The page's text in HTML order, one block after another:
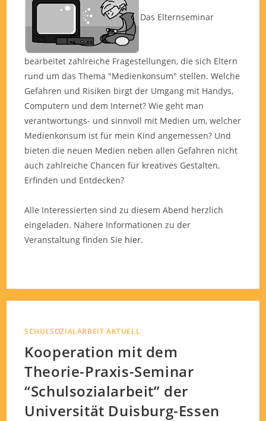
Das Elternseminar
bearbeitet zahlreiche Fragestellungen, die sich Eltern
rund um das Thema "Medienkonsum" stellen. Welche
Gefahren und Risiken birgt der Umgang mit Handys,
Computern und dem Internet? Wie geht man
verantwortungs- und sinnvoll mit Medien um, welcher
Medienkonsum ist für mein Kind angemessen? Und
bieten die neuen Medien neben allen Gefahren nicht
auch zahlreiche Chancen für kreatives Gestalten,
Erfinden und Entdecken?
Alle Interessierten sind zu diesem Abend herzlich
eingeladen. Nähere Informationen zu der
Veranstaltung finden Sie hier.
SCHULSOZIALARBEIT AKTUELL
Kooperation mit dem
Theorie-Praxis-Seminar
“Schulsozialarbeit” der
Universität Duisburg-Essen